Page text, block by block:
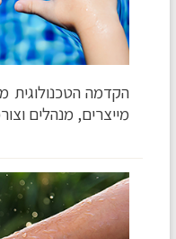
הקדמה הטכנולוגית
מייצרים, מנהלים